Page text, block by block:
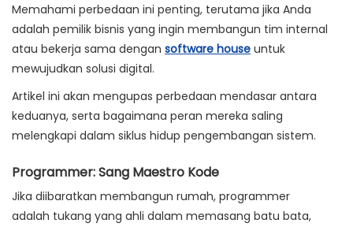
Memahami perbedaan ini penting, terutama jika Anda
adalah pemilik bisnis yang ingin membangun tim internal
atau bekerja sama dengan software house untuk
mewujudkan solusi digital.
Artikel ini akan mengupas perbedaan mendasar antara
keduanya, serta bagaimana peran mereka saling
melengkapi dalam siklus hidup pengembangan sistem.
Programmer: Sang Maestro Kode
Jika diibaratkan membangun rumah, programmer
adalah tukang yang ahli dalam memasang batu bata,